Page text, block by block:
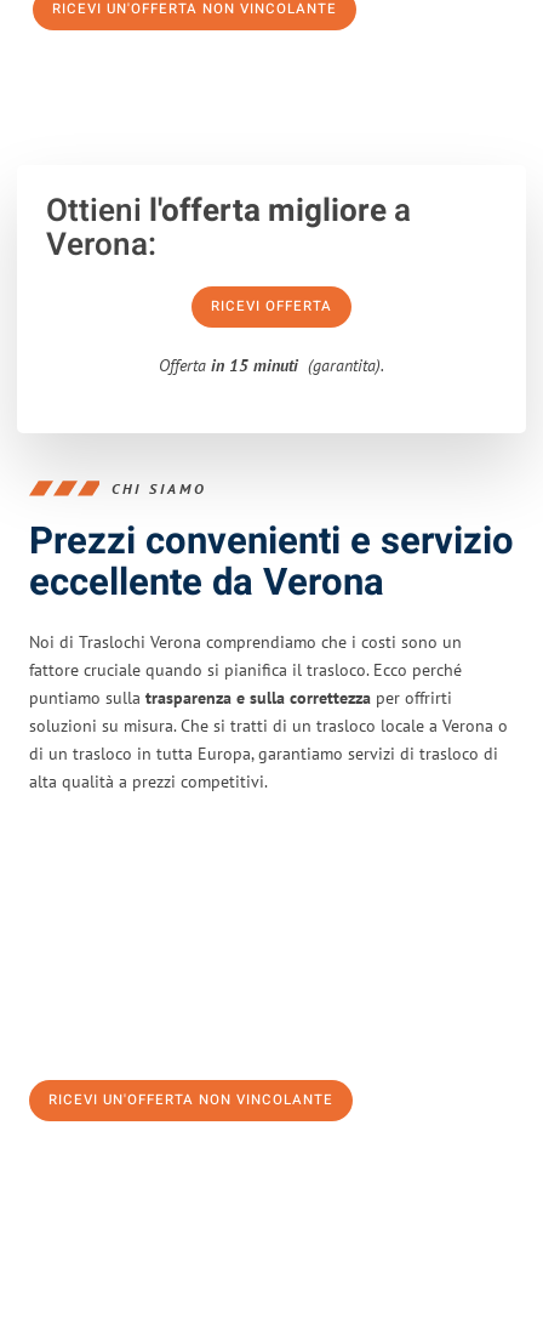
RICEVI UN'OFFERTA NON VINCOLANTE
Ottieni l'offerta migliorea
Verona:
RICEVI OFFERTA
Offerta in 15 minuti (garantita).
CHI SIAMO
Prezzi convenienti e servizio
eccellente da Verona
Noi di Traslochi Verona comprendiamo che i costi sono un
fattore cruciale quando si pianifica il trasloco. Ecco perché
puntiamo sulla trasparenza e sulla correttezza per offrirti
soluzioni su misura. Che si tratti di un trasloco locale a Verona o
di un trasloco in tutta Europa, garantiamo servizi di trasloco di
alta qualità a prezzi competitivi.
RICEVI UN'OFFERTA NON VINCOLANTE